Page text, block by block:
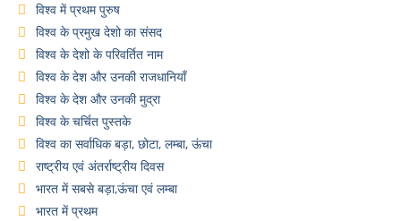
विश्व में प्रथम पुरुष
विश्व के प्रमुख देशो का संसद
विश्व के देशो के परिवर्तित नाम
विश्व के देश और उनकी राजधानियाँ
विश्व के देश और उनकी मुद्रा
विश्व के चर्चित पुस्तके
विश्व का सर्वाधिक बड़ा, छोटा, लम्बा, ऊंचा
राष्ट्रीय एवं अंतर्राष्ट्रीय दिवस
भारत में सबसे बड़ा,ऊंचा एवं लम्बा
भारत में प्रथम